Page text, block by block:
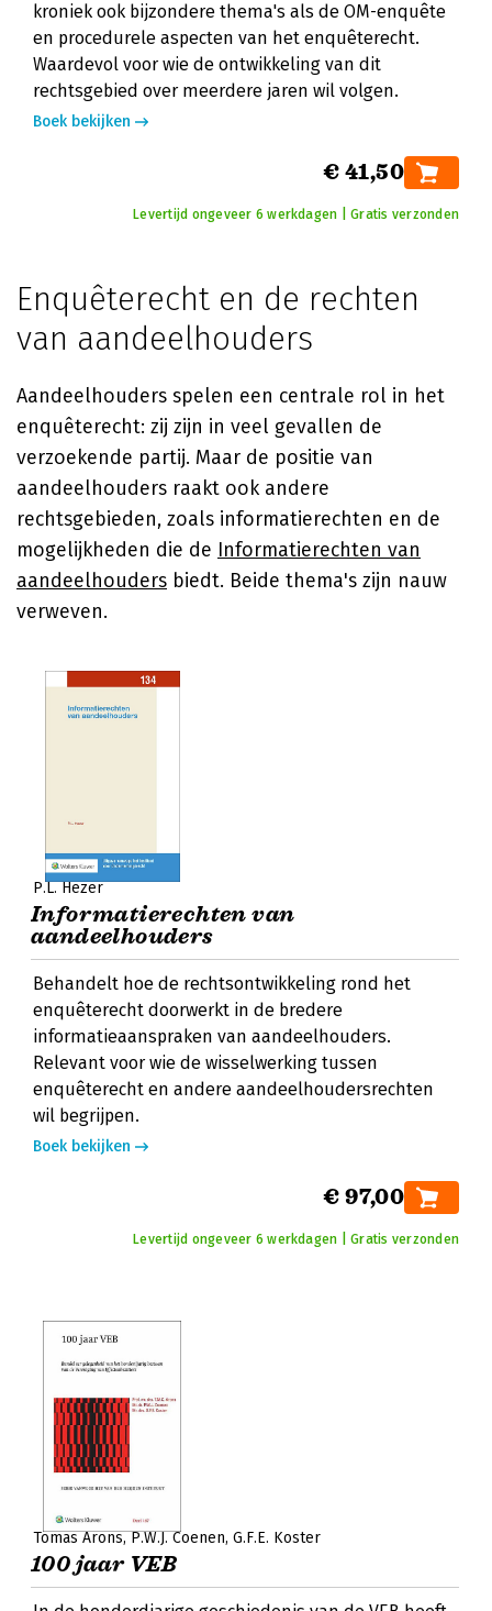
kroniek ook bijzondere thema's als de OM-enquête
en procedurele aspecten van het enquêterecht.
Waardevol voor wie de ontwikkeling van dit
rechtsgebied over meerdere jaren wil volgen.
Boek bekijken
€ 41,50
Levertijd ongeveer 6 werkdagen | Gratis verzonden
Enquêterecht en de rechten
van aandeelhouders
Aandeelhouders spelen een centrale rol in het
enquêterecht: zij zijn in veel gevallen de
verzoekende partij. Maar de positie van
aandeelhouders raakt ook andere
rechtsgebieden, zoals informatierechten en de
mogelijkheden die de Informatierechten van
aandeelhouders biedt. Beide thema's zijn nauw
verweven.
P.L. Hezer
Informatierechten van
aandeelhouders
Behandelt hoe de rechtsontwikkeling rond het
enquêterecht doorwerkt in de bredere
informatieaanspraken van aandeelhouders.
Relevant voor wie de wisselwerking tussen
enquêterecht en andere aandeelhoudersrechten
wil begrijpen.
Boek bekijken
€ 97,00
Levertijd ongeveer 6 werkdagen | Gratis verzonden
Tomas Arons P.W.J. Coenen G.F.E. Koster
100 jaar VEB